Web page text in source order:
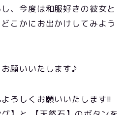
、今度は和服好きの彼女と
こかにお出かけしてみよう
願いいたします♪
ろしくお願いいたします!!